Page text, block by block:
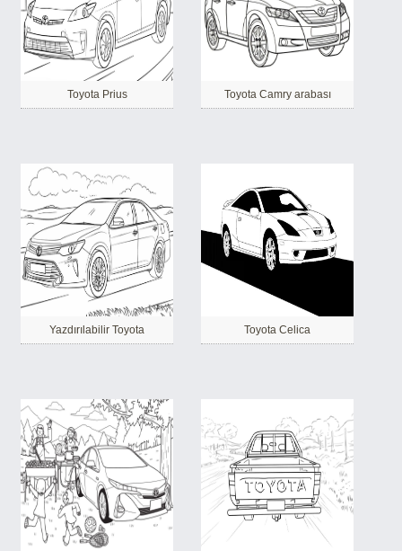
Toyota Prius Toyota Camry arabası
Yazdırılabilir Toyota Toyota Celica